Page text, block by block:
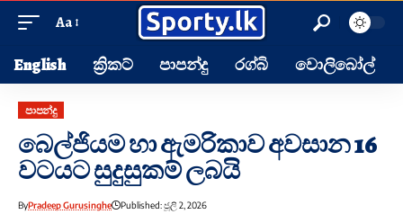
Aa
English ක්‍රිකට් පාපන්දු රග්බි වොලිබෝල්
පාපන්දු
බෙල්ජියම හා ඇමරිකාව අවසාන 16
වටයට සුදුසුකම් ලබයි
ByPradeep Gurusinghe Published: ජූලි 2, 2026